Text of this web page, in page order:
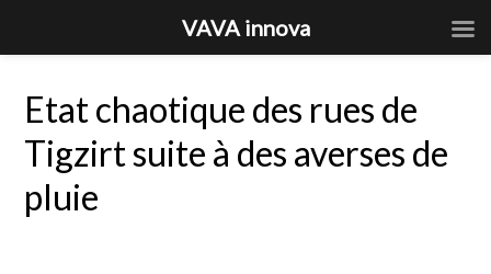
Etat chaotique des rues de
Tigzirt suite à des averses de
pluie
VAVA innova